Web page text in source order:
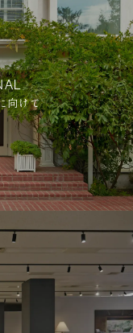
向けて